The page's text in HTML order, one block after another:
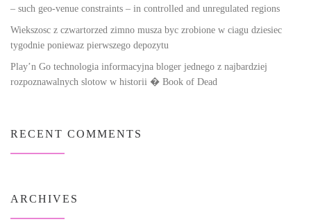
– such geo-venue constraints – in controlled and unregulated regions
Wiekszosc z czwartorzed zimno musza byc zrobione w ciagu dziesiec
tygodnie poniewaz pierwszego depozytu
Play’n Go technologia informacyjna bloger jednego z najbardziej
rozpoznawalnych slotow w historii � Book of Dead
RECENT COMMENTS
ARCHIVES